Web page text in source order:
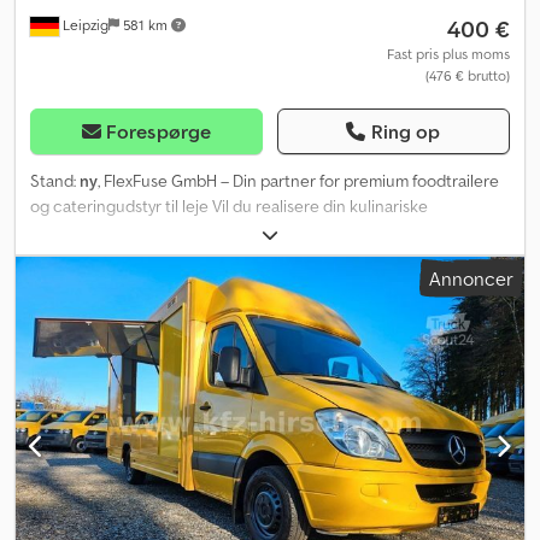
informationsformål og udgør ikke et tilbud i henhold til artikel 66,
§ 1 i civillovbogen. Sælgeren påtager sig intet ansvar for
eventuelle fejl og/eller forældede oplysninger. Kontakt os venligst.
Leipzig 581 km 400 €
Fast pris plus moms
(476 € brutto)
Forespørge Ring op
Stand: ny, FlexFuse GmbH – Din partner for premium foodtrailere
og cateringudstyr til leje Vil du realisere din kulinariske
forretningsidé eller optræde professionelt på et event, festival
eller gadefest? Med FlexFuse GmbH i Leipzig drager du fordel af
en stor, moderne vognpark, der opfylder de højeste
kvalitetsstandarder – suppleret af et bredt udvalg af professionelt
cateringudstyr til leje. Vores styrker – dine fordele: Eksklusiv
vognpark: Moderne foodtrailere i forskellige størrelser og
konfigurationer Cjdpfjxf T E Usx Af Dsha Komplette løsninger fra
én leverandør: Valgfrit også med kvalitetsudstyr – fra friture &
grillplader til køle- og fryseskabe Maksimal fleksibilitet:
Lejeperioder fra få dage til flere måneder Hygiejne & sikkerhed:
Grundigt rengjort, teknisk kontrolleret og straks klar til brug
Bekvem logistik: Efter ønske levering direkte til din adresse i hele
Tyskland Bemærk: Brug er udelukkende tilladt indenfor Tysklands
Annoncer